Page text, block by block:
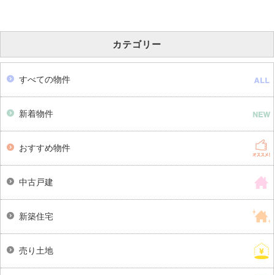
カテゴリー
すべての物件
新着物件
おすすめ物件
中古戸建
新築住宅
売り土地